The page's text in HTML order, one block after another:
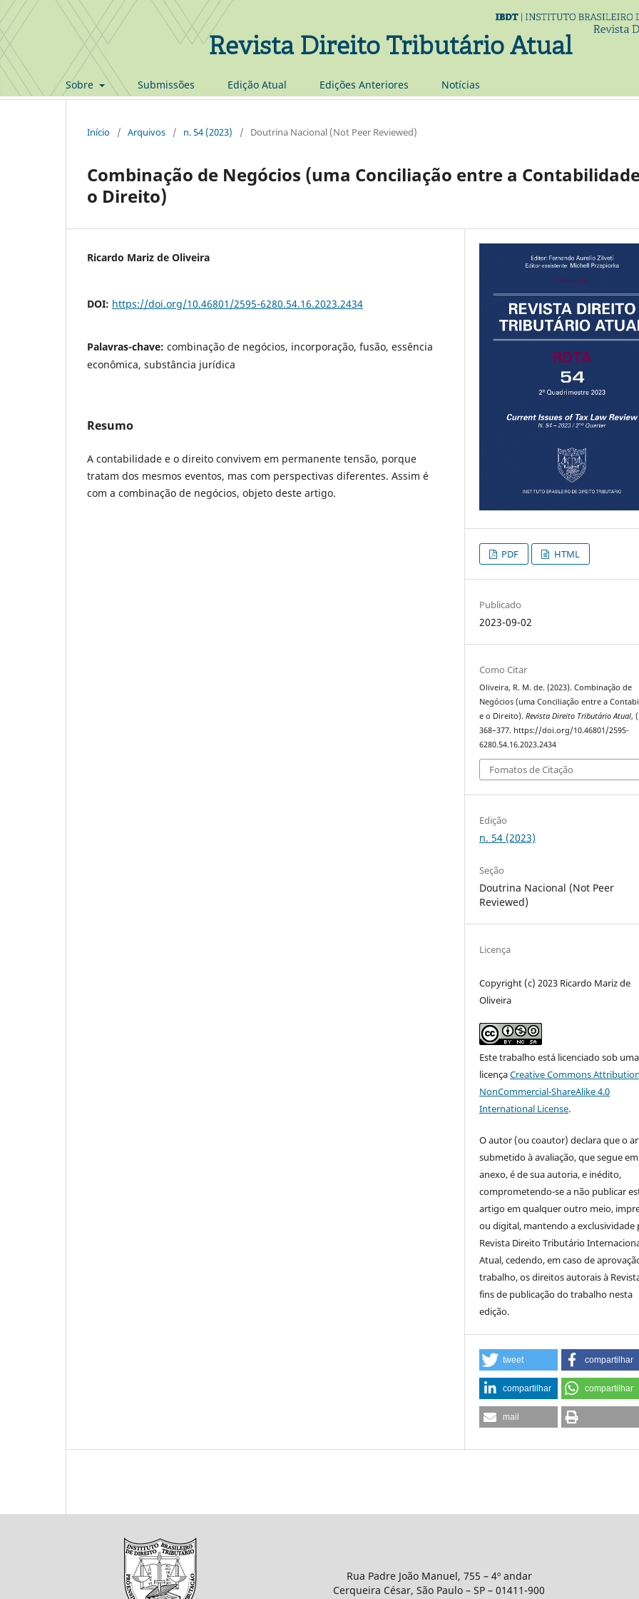
Revista Direito Tributário Atual
Sobre Submissões Edição Atual Edições Anteriores Notí­cias
Início / Arquivos / n. 54 (2023) / Doutrina Nacional (Not Peer Reviewed)
Combinação de Negócios (uma Conciliação entre a
o Direito)
Ricardo Mariz de Oliveira
DOI: https://doi.org/10.46801/2595-6280.54.16.2023.2434
Palavras-chave: combinação de negócios, incorporação, fusão, essência
econômica, substância jurídica
Resumo
A contabilidade e o direito convivem em permanente tensão, porque
tratam dos mesmos eventos, mas com perspectivas diferentes. Assim é
com a combinação de negócios, objeto deste artigo.
PDF HTML
Publicado
2023-09-02
Como Citar
Oliveira, R. M. de. (2023). Combinação de
Negócios (uma Conciliação entre a
e o Direito).Revista Direito Tributário Atual,
368–377. https://doi.org/10.46801/2595-
6280.54.16.2023.2434
Fomatos de Citação
Edição
n. 54 (2023)
Seção
Doutrina Nacional (Not Peer
Reviewed)
Licença
Copyright (c) 2023 Ricardo Mariz de
Oliveira
Este trabalho está licenciado sob uma
licençaCreative Commons
NonCommercial-ShareAlike 4.0
International License.
O autor (ou coautor) declara que o
submetido à avaliação, que segue em
anexo, é de sua autoria, e inédito,
comprometendo-se a não publicar
artigo em qualquer outro meio,
ou digital, mantendo a exclusividade
Revista Direito Tributário
Atual, cedendo, em caso de
trabalho, os direitos autorais à
fins de publicação do trabalho nesta
edição.
tweet compartilhar
compartilhar compartilhar
mail
Rua Padre João Manuel, 755 – 4º andar
Cerqueira César, São Paulo – SP – 01411-900